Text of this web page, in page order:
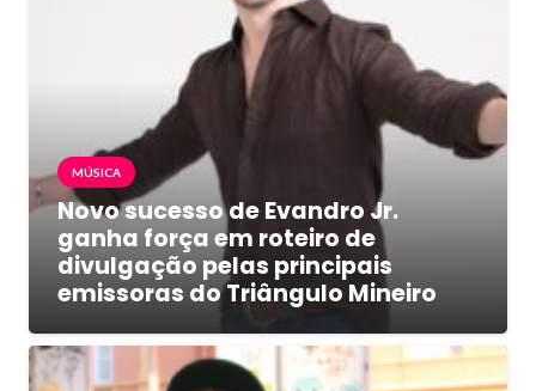
MÚSICA
Novo sucesso de Evandro Jr.
ganha força em roteiro de
divulgação pelas principais
emissoras do Triângulo Mineiro